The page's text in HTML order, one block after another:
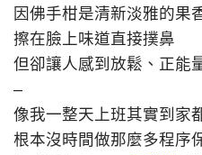
因佛手柑是清新淡雅的果
擦在臉上味道直接撲鼻
但卻讓人感到放鬆、正能
–
像我一整天上班其實到家
根本沒時間做那麼多程序